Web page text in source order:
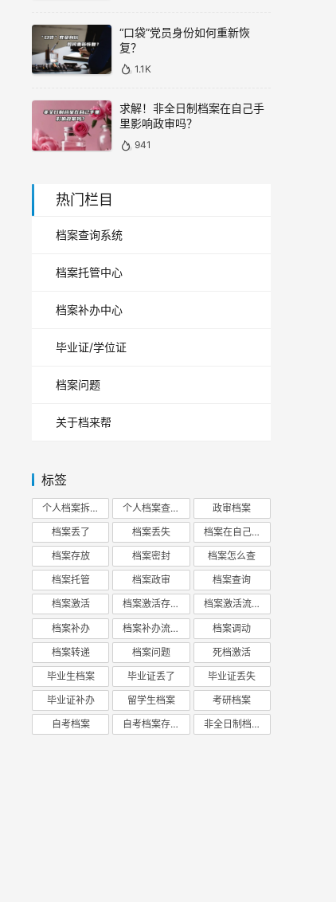
“口袋”党员身份如何重新恢
复？
1.1K
求解！非全日制档案在自己手
里影响政审吗？
941
热门栏目
档案查询系统
档案托管中心
档案补办中心
毕业证/学位证
档案问题
关于档来帮
标签
个人档案拆开 个人档案查询 政审档案
档案丢了 档案丢失 档案在自己手里
档案存放 档案密封 档案怎么查
档案托管 档案政审 档案查询
档案激活 档案激活存放 档案激活流程
档案补办 档案补办流程 档案调动
档案转递 档案问题 死档激活
毕业生档案 毕业证丢了 毕业证丢失
毕业证补办 留学生档案 考研档案
自考档案 自考档案存放 非全日制档案